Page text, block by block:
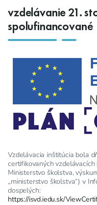
vzdelávanie 21.
spolufinancované
Vzdelávacia inštitúcia bola
certifikovaných
Ministerstvo školstva,
„ministerstvo školstva“) v
dospelých:
https://isvd.iedu.sk/